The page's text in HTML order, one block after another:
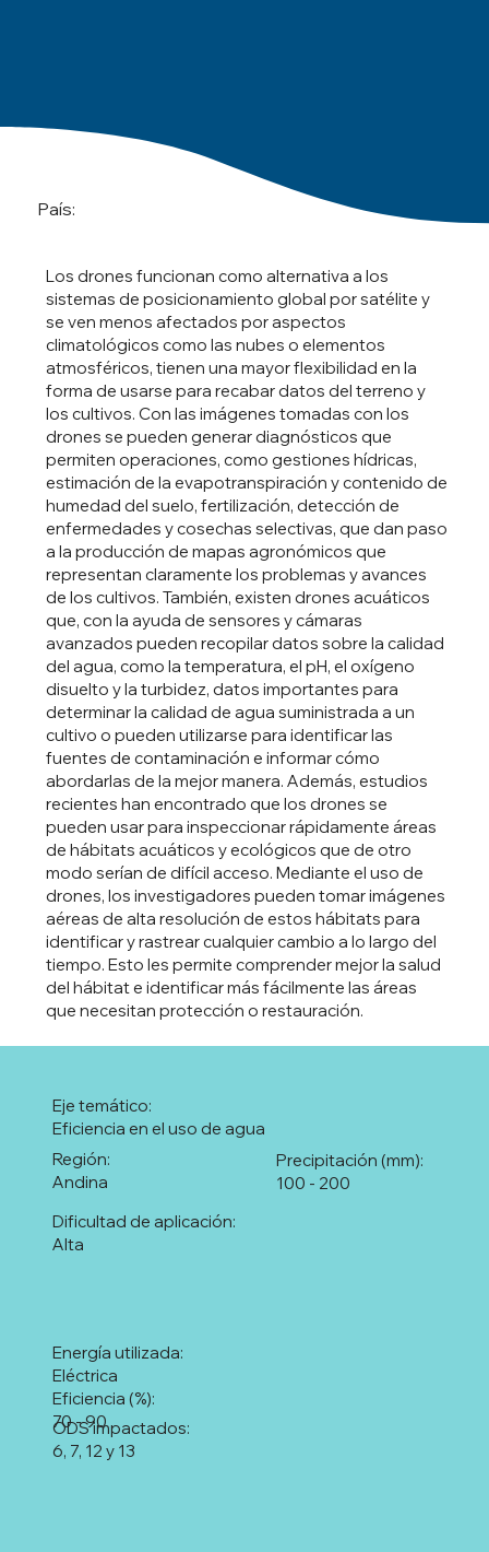
País:
Los drones funcionan como alternativa a los
sistemas de posicionamiento global por satélite y
se ven menos afectados por aspectos
climatológicos como las nubes o elementos
atmosféricos, tienen una mayor flexibilidad en la
forma de usarse para recabar datos del terreno y
los cultivos. Con las imágenes tomadas con los
drones se pueden generar diagnósticos que
permiten operaciones, como gestiones hídricas,
estimación de la evapotranspiración y contenido de
humedad del suelo, fertilización, detección de
enfermedades y cosechas selectivas, que dan paso
a la producción de mapas agronómicos que
representan claramente los problemas y avances
de los cultivos. También, existen drones acuáticos
que, con la ayuda de sensores y cámaras
avanzados pueden recopilar datos sobre la calidad
del agua, como la temperatura, el pH, el oxígeno
disuelto y la turbidez, datos importantes para
determinar la calidad de agua suministrada a un
cultivo o pueden utilizarse para identificar las
fuentes de contaminación e informar cómo
abordarlas de la mejor manera. Además, estudios
recientes han encontrado que los drones se
pueden usar para inspeccionar rápidamente áreas
de hábitats acuáticos y ecológicos que de otro
modo serían de difícil acceso. Mediante el uso de
drones, los investigadores pueden tomar imágenes
aéreas de alta resolución de estos hábitats para
identificar y rastrear cualquier cambio a lo largo del
tiempo. Esto les permite comprender mejor la salud
del hábitat e identificar más fácilmente las áreas
que necesitan protección o restauración.
Eficiencia en el uso de agua
Eje temático:
Andina
Región:
100 - 200
Precipitación (mm):
Alta
Dificultad de aplicación:
6, 7, 12 y 13
ODS impactados:
Eléctrica
Energía utilizada:
70 - 90
Eficiencia (%):